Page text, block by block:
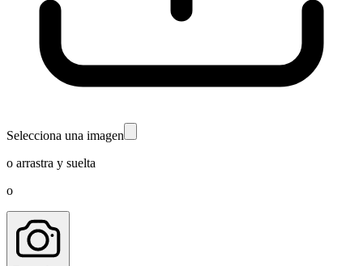
Selecciona una imagen
o arrastra y suelta
o